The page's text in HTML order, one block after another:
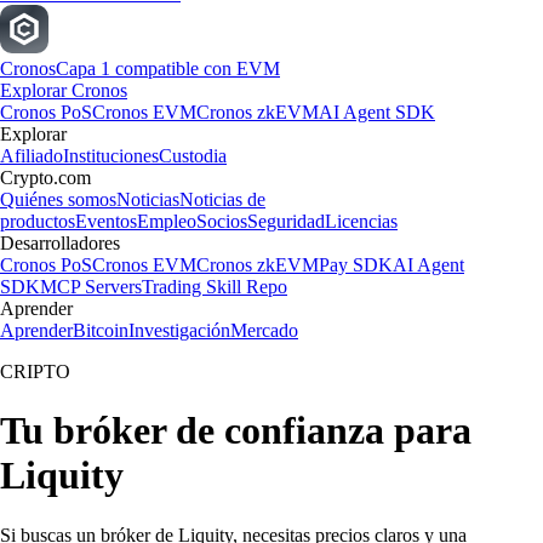
CronosCapa 1 compatible con EVM
Explorar Cronos
Cronos PoSCronos EVMCronos zkEVMAI Agent SDK
Explorar
AfiliadoInstitucionesCustodia
Crypto.com
Quiénes somosNoticiasNoticias de
productosEventosEmpleoSociosSeguridadLicencias
Desarrolladores
Cronos PoSCronos EVMCronos zkEVMPay SDKAI Agent
SDKMCP ServersTrading Skill Repo
Aprender
AprenderBitcoinInvestigaciónMercado
CRIPTO
Tu bróker de confianza para
Liquity
Si buscas un bróker de Liquity, necesitas precios claros y una